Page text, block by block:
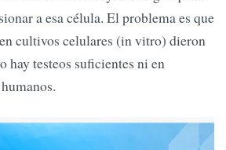
a esa célula. El problema es que
cultivos celulares (in vitro) dieron
hay testeos suficientes ni en